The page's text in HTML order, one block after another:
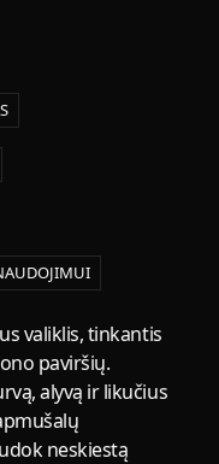
valiklis, tinkantis
paviršių.
alyvą ir likučius
neskiestą